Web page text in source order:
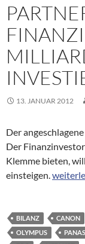
13. JANUAR 2012
Der
Der
Klemme bieten,
einsteigen.
BILANZ CANON
OLYMPUS